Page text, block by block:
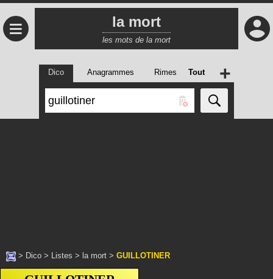
≡ la mort
les mots de la mort
Dico Anagrammes Rimes Tout +
> Dico > Listes > la mort > GUILLOTINER